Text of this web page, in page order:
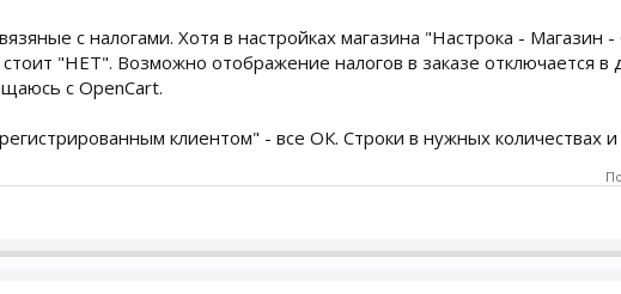
с налогами. Хотя в настройках магазина "Настрока - Магазин
"НЕТ". Возможно отображение налогов в заказе отключается в
с OpenCart.
клиентом" - все ОК. Строки в нужных количествах